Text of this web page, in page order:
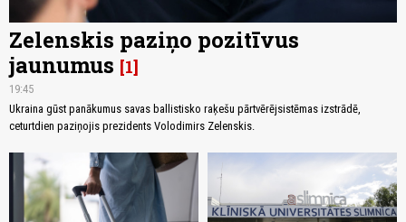
Zelenskis paziņo pozitīvus
jaunumus 1
19:45
Ukraina gūst panākumus savas ballistisko raķešu pārtvērējsistēmas izstrādē,
ceturtdien paziņojis prezidents Volodimirs Zelenskis.